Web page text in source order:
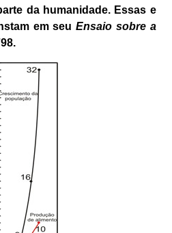
da humanidade. Essas e
em seuEnsaio sobre a